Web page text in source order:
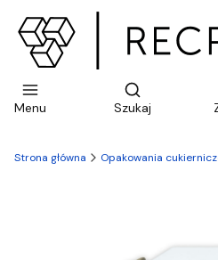
Menu
Otwórz
Szukaj
Strona główna Opakowania